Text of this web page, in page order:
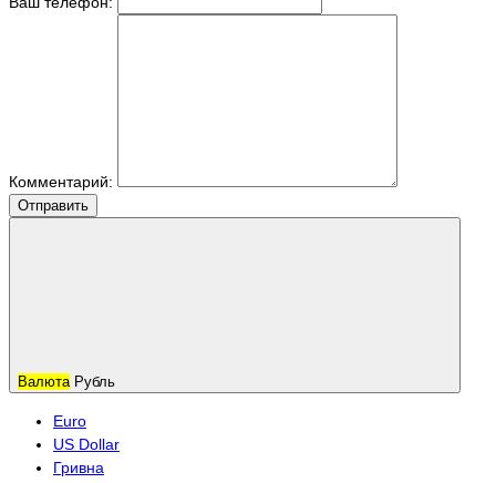
Комментарий:
Отправить
Валюта Рубль
Euro
US Dollar
Гривна